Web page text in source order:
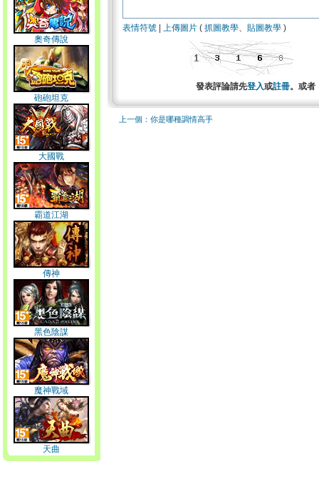
奧奇傳說
砲砲坦克
大國戰
霸道江湖
傳神
黑色陰謀
魔神戰域
天曲
表情符號 上傳圖片 ( 抓圖教學、 貼圖教學 )
發表評論請先登入或註冊。或者
上一個：你是哪種調情高手